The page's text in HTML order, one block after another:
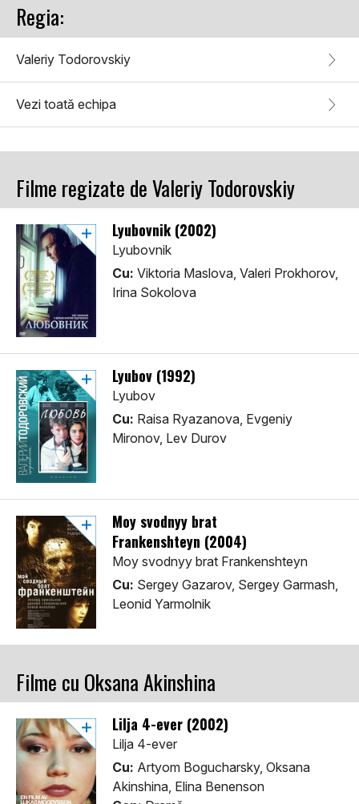
Regia:
Valeriy Todorovskiy
Vezi toată echipa
Filme regizate de Valeriy Todorovskiy
Lyubovnik (2002)
Lyubovnik
Cu: Viktoria Maslova, Valeri Prokhorov,
Irina Sokolova
Lyubov (1992)
Lyubov
Cu: Raisa Ryazanova, Evgeniy
Mironov, Lev Durov
Moy svodnyy brat
Frankenshteyn (2004)
Moy svodnyy brat Frankenshteyn
Cu: Sergey Gazarov, Sergey Garmash,
Leonid Yarmolnik
Filme cu Oksana Akinshina
Lilja 4-ever (2002)
Lilja 4-ever
Cu: Artyom Bogucharsky, Oksana
Akinshina, Elina Benenson